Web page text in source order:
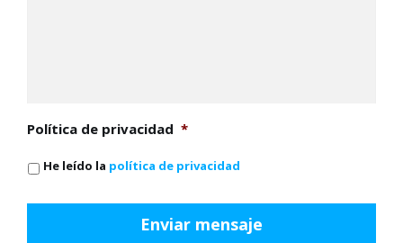
Política de privacidad *
He leído la política de privacidad